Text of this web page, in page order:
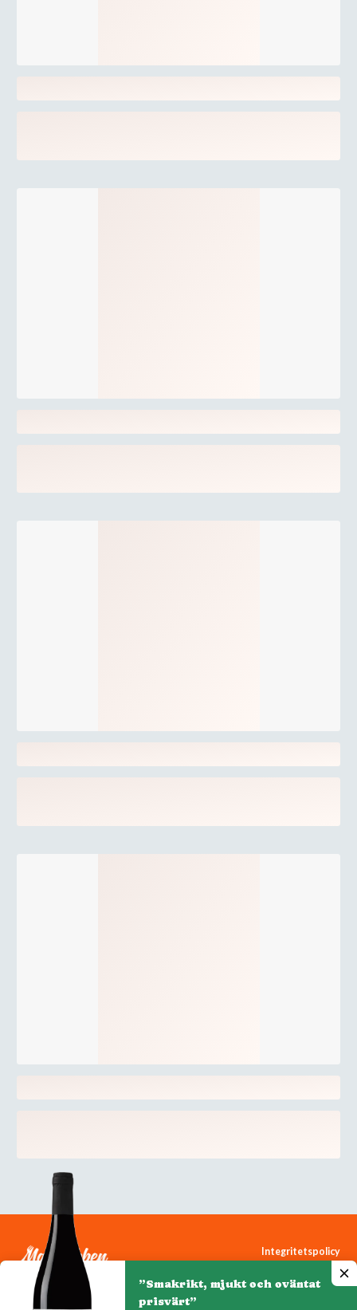
Integritetspolicy
Cookiepolicy
”Smakrikt, mjukt och oväntat
prisvärt”